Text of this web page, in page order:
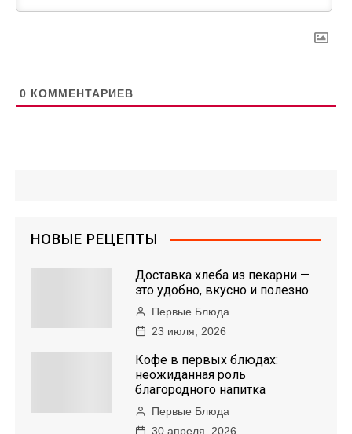
0 КОММЕНТАРИЕВ
НОВЫЕ РЕЦЕПТЫ
Доставка хлеба из пекарни —
это удобно, вкусно и полезно
Первые Блюда
23 июля, 2026
Кофе в первых блюдах:
неожиданная роль
благородного напитка
Первые Блюда
30 апреля, 2026